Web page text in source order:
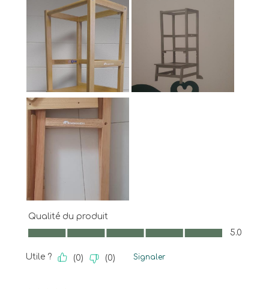
Qualité du produit
Qualité du produit, 5.0 sur 5
5.0
Utile ? (0) (0) Signaler